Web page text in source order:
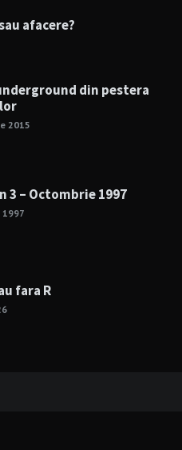
afacere?
din pestera
2015
3 – Octombrie 1997
fara R